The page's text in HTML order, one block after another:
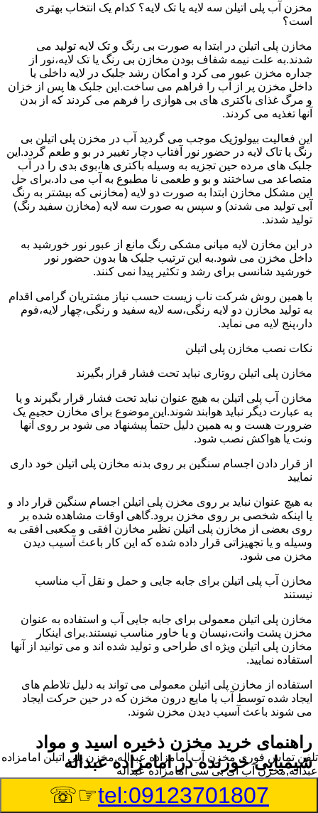
مخزن آب پلی اتیلن سه لایه یا تک لایه؟ کدام یک انتخاب بهتری
است؟
مخازن پلی اتیلن در ابتدا به صورت بی رنگ و تک لایه تولید می
شدند.به علت نیمه شفاف بودن مخازن بی رنگ یا تک لایه،نور از
جداره مخزن عبور می کرد و امکان رشد جلبک در لایه داخلی یا
داخل مخزن پر از آب را فراهم می ساخت.این جلبک ها پس از خزان
و مرگ غذای باکتری های بی هوازی را فرهم می کردند که از بدن
آنها تغذیه می کردند.
این فعالیت بیولوژیک موجب می گردید آب در مخزن پلی اتیلن بی
رنگ یا تاک لایه در حضور نور آفتاب دچار تغییر در بو و طعم گردد.این
جلبک های مرده حین تجزیه به وسیله باکتری ها،بوی بدی را در آب
متصاعد می ساختند و بو و طعمی نا مطبوع به آب می داد.برای حل
این مشکل مخازن ابتدا به صورت دو لایه (مخازنی که بیشتر به رنگ
آبی تولید می شدند) و سپس به صورت سه لایه (مخازن سفید رنگ)
تولید شدند.
در این مخازن لایه میانی مشکی رنگ مانع از عبور نور خورشید به
داخل مخزن می شود.به این ترتیب جلبک ها بدون حضور نور
خورشید شانسی برای رشد و تکثیر پیدا نمی کنند.
با همین روش شرکت ناب زیست حسب نیاز مشتریان گرامی اقدام
به تولید مخازن دو لایه رنگی،سه لایه سفید و رنگی،چهار لایه،فوم
دار،پنج لایه می نماید.
نکات نصب مخازن پلی اتیلن
مخازن پلی اتیلن روتاری نباید تحت فشار قرار بگیرند
مخازن آب پلی اتیلن به هیچ عنوان نباید تحت فشار قرار بگیرند و یا
به عبارت دیگر نباید هوابند شوند.این موضوع برای مخازن حجیم یک
ضرورت هست و به همین دلیل حتماً پیشنهاد می شود بر روی آنها
ونت یا هواکش نصب شود.
از قرار دادن اجسام سنگین بر روی بدنه مخازن پلی اتیلن خود داری
نمایید
به هیچ عنوان نباید بر روی مخزن پلی اتیلن اجسام سنگین قرار داد و
یا اینکه شخصی بر روی مخزن برود.گاهی اوقات مشاهده شده بر
روی بعضی از مخازن پلی اتیلن نظیر مخازن افقی و مکعبی افقی به
وسیله و یا تجهیزاتی قرار داده شده که این کار باعث آسیب دیدن
مخزن می شود.
مخازن آب پلی اتیلن برای جابه جایی و حمل و نقل آب مناسب
نیستند
مخازن پلی اتیلن معمولی برای جابه جایی آب و استفاده به عنوان
مخزن پشت وانت،نیسان و یا خاور مناسب نیستند.برای اینکار
مخازن پلی اتیلن ویژه ای طراحی و تولید شده اند و می توانید از آنها
استفاده نمایید.
استفاده از مخازن پلی اتیلن معمولی می تواند به دلیل تلاطم های
ایجاد شده توسط آب یا مایع درون مخزن که در حین حرکت ایجاد
می شوند باعث آسیب دیدن مخزن شوند.
راهنمای خرید مخزن ذخیره اسید و مواد
شیمیایی خورنده در امامزاده عبداله
مخزن ذخیره اسید و مواد شیمیایی باید به گونه ای تولید شوند که
بتوانند در برابر چگالی نسبتا بالا و خورندگی انواع اسیدها مقاومت
تلفن تماس فوری مخزن آب امامزاده عبداله,مخزن پلی اتیلن امامزاده
عبداله,مخزن آب ای بی سی امامزاده عبداله
tel:09123701807
☞☏